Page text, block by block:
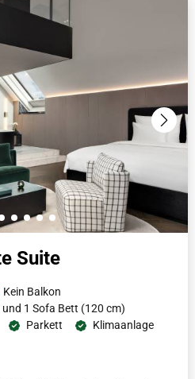
eine Nespresso-Maschine und
Marmor.
Suite
Kein Balkon
1 Sofa Bett (120 cm)
Parkett Klimaanlage